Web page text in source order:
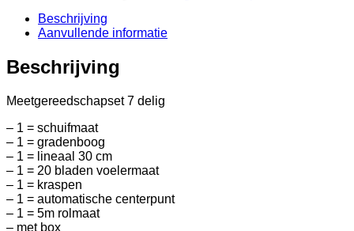
Beschrijving
Aanvullende informatie
Beschrijving
Meetgereedschapset 7 delig
– 1 = schuifmaat
– 1 = gradenboog
– 1 = lineaal 30 cm
– 1 = 20 bladen voelermaat
– 1 = kraspen
– 1 = automatische centerpunt
– 1 = 5m rolmaat
– met box